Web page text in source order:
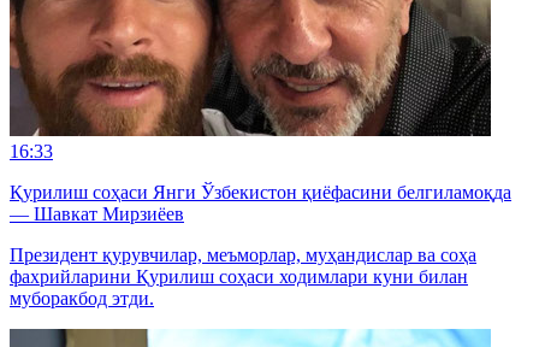
16:33
Қурилиш соҳаси Янги Ўзбекистон қиёфасини белгиламоқда
— Шавкат Мирзиёев
Президент қурувчилар, меъморлар, муҳандислар ва соҳа
фахрийларини Қурилиш соҳаси ходимлари куни билан
муборакбод этди.